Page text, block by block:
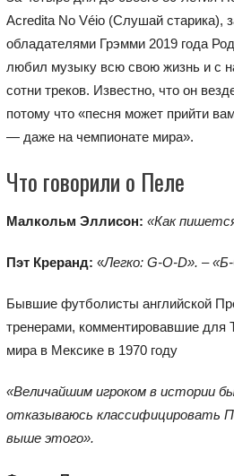
Acredita No Véio (Слушай старика),
обладателями Грэмми 2019 года
любил музыку всю свою жизнь и с
сотни треков. Известно, что он
потому что «песня может прийти
— даже на чемпионате мира».
Что говорили о Пеле
Малкольм Эллисон: «Как
Пэт Креранд: «Легко: G-O-D». –
Бывшие футболисты английской
тренерами, комментировавшие для
мира в Мексике в 1970 году
«Величайшим игроком в истории
отказываюсь классифицировать
выше этого».